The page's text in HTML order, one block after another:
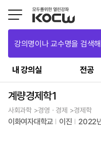
강의명이나 교수명을 검색
내 강의실 전공
계량경제학1
사회과학 >경영ㆍ경제 >경제학
이화여자대학교 이진 2022